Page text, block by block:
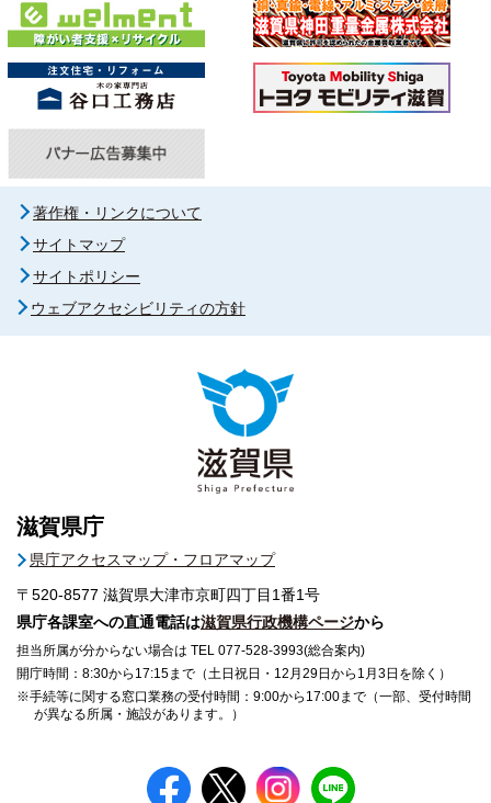
著作権・リンクについて
サイトマップ
サイトポリシー
ウェブアクセシビリティの方針
滋賀県庁
県庁アクセスマップ・フロアマップ
〒520-8577 滋賀県大津市京町四丁目1番1号
県庁各課室への直通電話は滋賀県行政機構ページから
担当所属が分からない場合は TEL 077-528-3993(総合案内)
開庁時間：8:30から17:15まで（土日祝日・12月29日から1月3日を除く）
※手続等に関する窓口業務の受付時間：9:00から17:00まで（一部、受付時間
が異なる所属・施設があります。）